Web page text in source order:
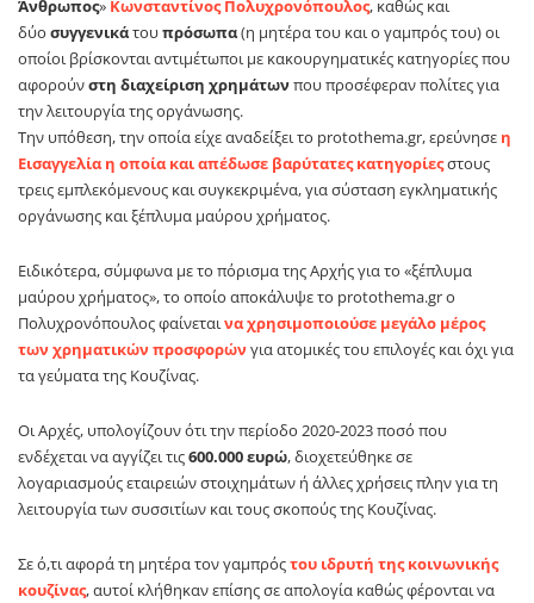
Άνθρωπος» Κωνσταντίνος Πολυχρονόπουλος, καθώς και
δύο συγγενικάτουπρόσωπα(η μητέρα του και ο γαμπρός του) οι
οποίοι βρίσκονται αντιμέτωποι με κακουργηματικές κατηγορίες που
αφορούνστη διαχείριση χρημάτωνπου προσέφεραν πολίτες για
την λειτουργία της οργάνωσης.
Την υπόθεση, την οποία είχε αναδείξει το protothema.gr, ερεύνησε η
Εισαγγελία η οποία και απέδωσε βαρύτατες κατηγορίεςστους
τρεις εμπλεκόμενους και συγκεκριμένα, για σύσταση εγκληματικής
οργάνωσης και ξέπλυμα μαύρου χρήματος.
Ειδικότερα, σύμφωνα με το πόρισμα της Αρχής για το «ξέπλυμα
μαύρου χρήματος», το οποίο αποκάλυψε το protothema.gr ο
Πολυχρονόπουλος φαίνεταινα χρησιμοποιούσε μεγάλο μέρος
των χρηματικών προσφορώνγια ατομικές του επιλογές και όχι για
τα γεύματα της Κουζίνας.
Οι Αρχές, υπολογίζουν ότι την περίοδο 2020-2023 ποσό που
ενδέχεται να αγγίζει τις600.000 ευρώ, διοχετεύθηκε σε
λογαριασμούς εταιρειών στοιχημάτων ή άλλες χρήσεις πλην για τη
λειτουργία των συσσιτίων και τους σκοπούς της Κουζίνας.
Σε ό,τι αφορά τη μητέρα τον γαμπρόςτου ιδρυτή της κοινωνικής
κουζίνας, αυτοί κλήθηκαν επίσης σε απολογία καθώς φέρονται να